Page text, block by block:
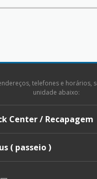
telefones e horários,
unidade abaixo:
Center / Recapagem
( passeio )